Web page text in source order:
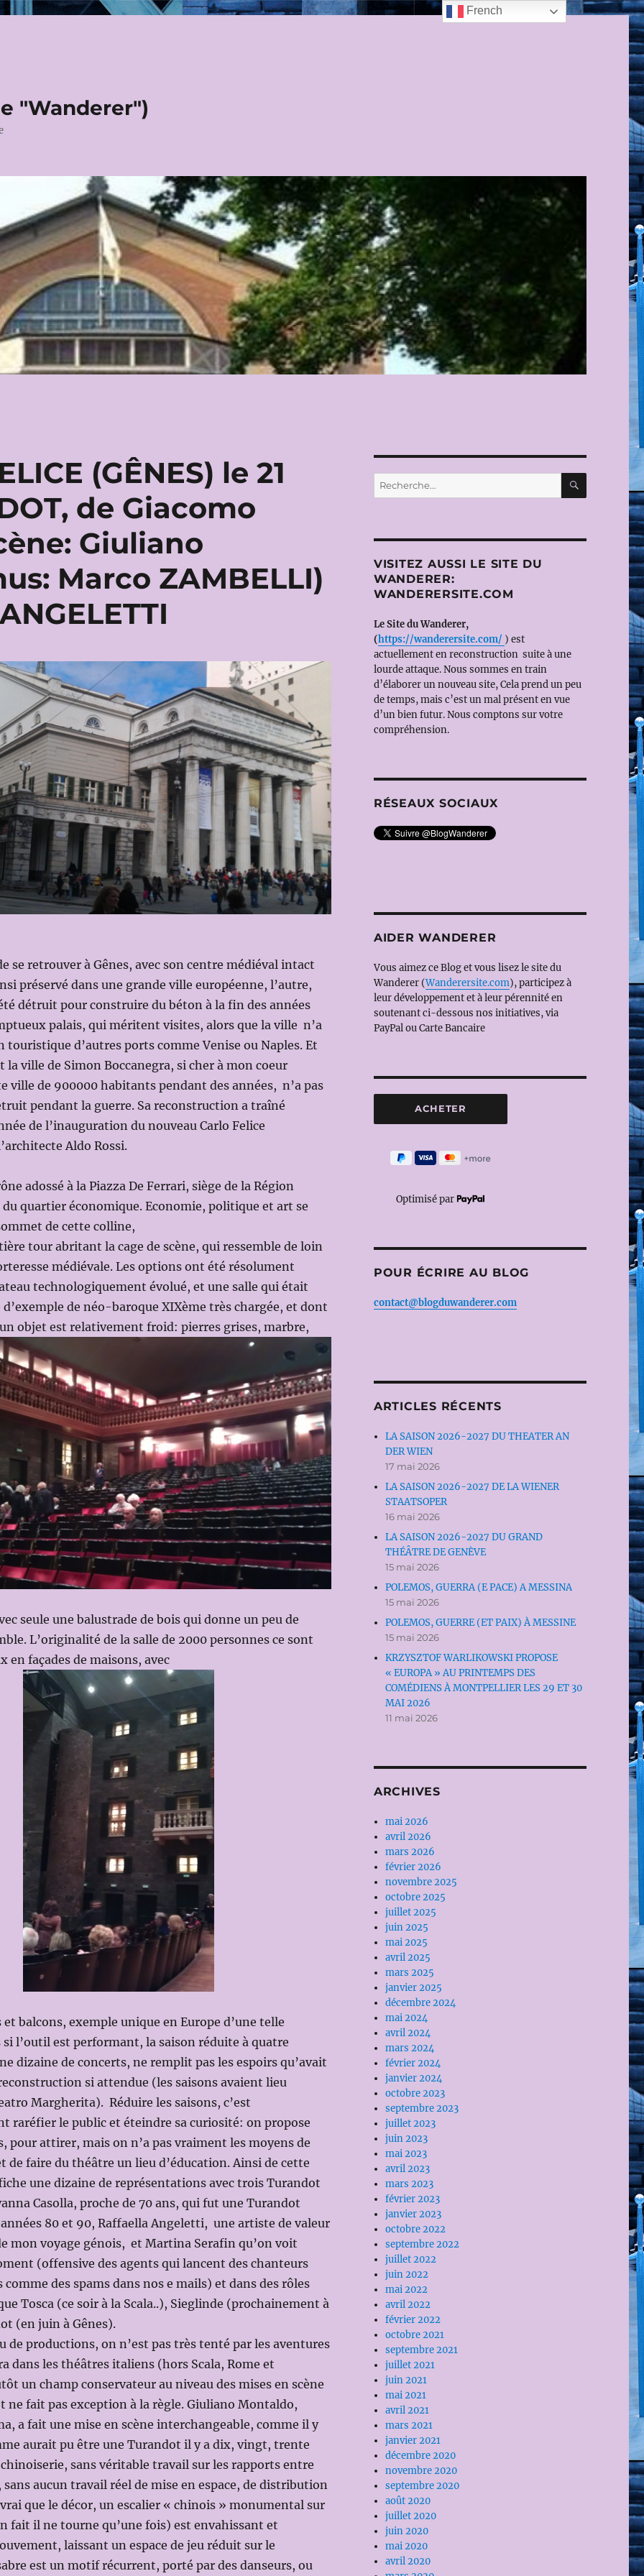
"Wanderer")
(GÊNES) le 21
de Giacomo
Giuliano
Marco ZAMBELLI)
se retrouver à Gênes, avec son centre médiéval intact
préservé dans une grande ville européenne, l’autre,
détruit pour construire du béton à la fin des années
palais, qui méritent visites, alors que la ville n’a
touristique d’autres ports comme Venise ou Naples. Et
la ville de Simon Boccanegra, si cher à mon coeur
ville de 900000 habitants pendant des années, n’a pas
pendant la guerre. Sa reconstruction a traîné
de l’inauguration du nouveau Carlo Felice
Aldo Rossi.
adossé à la Piazza De Ferrari, siège de la Région
quartier économique. Economie, politique et art se
de cette colline,
tour abritant la cage de scène, qui ressemble de loin
médiévale. Les options ont été résolument
technologiquement évolué, et une salle qui était
de néo-baroque XIXème très chargée, et dont
objet est relativement froid: pierres grises, marbre,
seule une balustrade de bois qui donne un peu de
L’originalité de la salle de 2000 personnes ce sont
en façades de maisons, avec
balcons, exemple unique en Europe d’une telle
l’outil est performant, la saison réduite à quatre
dizaine de concerts, ne remplit pas les espoirs qu’avait
si attendue (les saisons avaient lieu
Margherita). Réduire les saisons, c’est
raréfier le public et éteindre sa curiosité: on propose
pour attirer, mais on n’a pas vraiment les moyens de
de faire du théâtre un lieu d’éducation. Ainsi de cette
une dizaine de représentations avec trois Turandot
Casolla, proche de 70 ans, qui fut une Turandot
80 et 90, Raffaella Angeletti, une artiste de valeur
mon voyage génois, et Martina Serafin qu’on voit
(offensive des agents qui lancent des chanteurs
des spams dans nos e mails) et dans des rôles
Tosca (ce soir à la Scala..), Sieglinde (prochainement à
(en juin à Gênes).
de productions, on n’est pas très tenté par les aventures
dans les théâtres italiens (hors Scala, Rome et
un champ conservateur au niveau des mises en scène
ne fait pas exception à la règle. Giuliano Montaldo,
a fait une mise en scène interchangeable, comme il y
aurait pu être une Turandot il y a dix, vingt, trente
sans véritable travail sur les rapports entre
sans aucun travail réel de mise en espace, de distribution
que le décor, un escalier « chinois » monumental sur
fait il ne tourne qu’une fois) est envahissant et
laissant un espace de jeu réduit sur le
est un motif récurrent, porté par des danseurs, ou
Recherche
pour :
VISITEZ AUSSI LE SITE DU
WANDERER:
WANDERERSITE.COM
Le Site du Wanderer,
(https://wanderersite.com/ ) est
actuellement en reconstruction suite à une
lourde attaque. Nous sommes en train
d’élaborer un nouveau site, Cela prend un peu
de temps, mais c’est un mal présent en vue
d’un bien futur. Nous comptons sur votre
compréhension.
RÉSEAUX SOCIAUX
AIDER WANDERER
Vous aimez ce Blog et vous lisez le site du
Wanderer (Wanderersite.com), participez à
leur développement et à leur pérennité en
soutenant ci-dessous nos initiatives, via
PayPal ou Carte Bancaire
Optimisé par
POUR ÉCRIRE AU BLOG
contact@blogduwanderer.com
ARTICLES RÉCENTS
LA SAISON 2026-2027 DU THEATER AN
DER WIEN
17 mai 2026
LA SAISON 2026-2027 DE LA WIENER
STAATSOPER
16 mai 2026
LA SAISON 2026-2027 DU GRAND
THÉÂTRE DE GENÈVE
15 mai 2026
POLEMOS, GUERRA (E PACE) A MESSINA
15 mai 2026
POLEMOS, GUERRE (ET PAIX) À MESSINE
15 mai 2026
KRZYSZTOF WARLIKOWSKI PROPOSE
« EUROPA » AU PRINTEMPS DES
COMÉDIENS À MONTPELLIER LES 29 ET 30
MAI 2026
11 mai 2026
ARCHIVES
mai 2026
avril 2026
mars 2026
février 2026
novembre 2025
octobre 2025
juillet 2025
juin 2025
mai 2025
avril 2025
mars 2025
janvier 2025
décembre 2024
mai 2024
avril 2024
mars 2024
février 2024
janvier 2024
octobre 2023
septembre 2023
juillet 2023
juin 2023
mai 2023
avril 2023
mars 2023
février 2023
janvier 2023
octobre 2022
septembre 2022
juillet 2022
juin 2022
mai 2022
avril 2022
février 2022
octobre 2021
septembre 2021
juillet 2021
juin 2021
mai 2021
avril 2021
mars 2021
janvier 2021
décembre 2020
novembre 2020
septembre 2020
août 2020
juillet 2020
juin 2020
mai 2020
avril 2020
French